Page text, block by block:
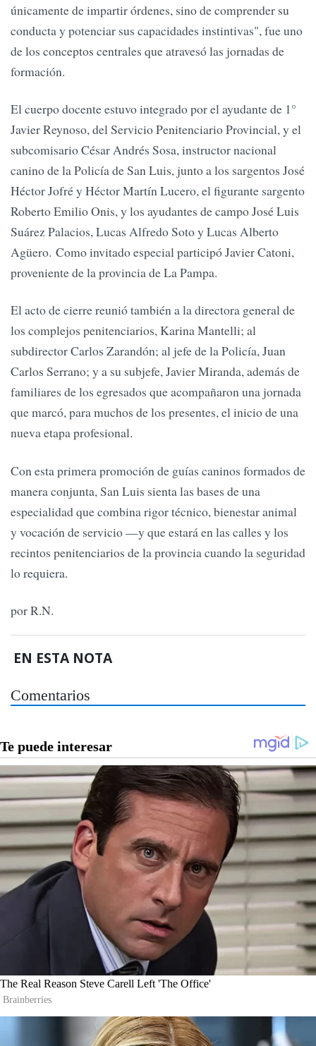
únicamente de impartir órdenes, sino de comprender su
conducta y potenciar sus capacidades instintivas", fue uno
de los conceptos centrales que atravesó las jornadas de
formación.
El cuerpo docente estuvo integrado por el ayudante de 1°
Javier Reynoso, del Servicio Penitenciario Provincial, y el
subcomisario César Andrés Sosa, instructor nacional
canino de la Policía de San Luis, junto a los sargentos José
Héctor Jofré y Héctor Martín Lucero, el figurante sargento
Roberto Emilio Onis, y los ayudantes de campo José Luis
Suárez Palacios, Lucas Alfredo Soto y Lucas Alberto
Agüero. Como invitado especial participó Javier Catoni,
proveniente de la provincia de La Pampa.
El acto de cierre reunió también a la directora general de
los complejos penitenciarios, Karina Mantelli; al
subdirector Carlos Zarandón; al jefe de la Policía, Juan
Carlos Serrano; y a su subjefe, Javier Miranda, además de
familiares de los egresados que acompañaron una jornada
que marcó, para muchos de los presentes, el inicio de una
nueva etapa profesional.
Con esta primera promoción de guías caninos formados de
manera conjunta, San Luis sienta las bases de una
especialidad que combina rigor técnico, bienestar animal
y vocación de servicio —y que estará en las calles y los
recintos penitenciarios de la provincia cuando la seguridad
lo requiera.
por R.N.
EN ESTA NOTA
Comentarios